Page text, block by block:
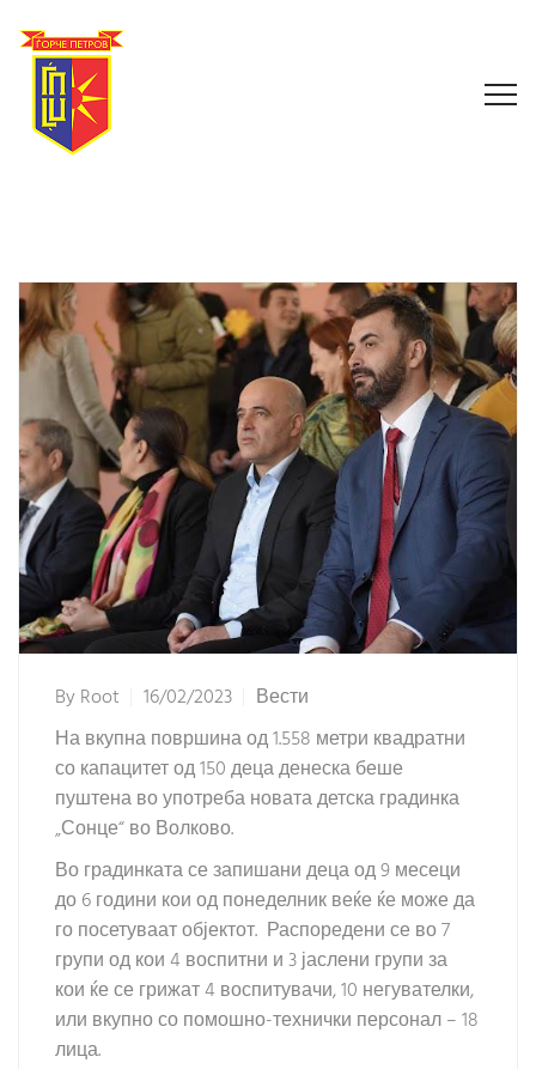
ByRoot 16/02/2023
Вести
На вкупна површина од 1.558 метри квадратни
со капацитет од 150 деца денеска беше
пуштена во употреба новата детска градинка
„Сонце“ во Волково.
Во градинката се запишани деца од 9 месеци
до 6 години кои од понеделник веќе ќе може да
го посетуваат објектот. Распоредени се во 7
групи од кои 4 воспитни и 3 јаслени групи за
кои ќе се грижат 4 воспитувачи, 10 негувателки,
или вкупно со помошно-технички персонал – 18
лица.